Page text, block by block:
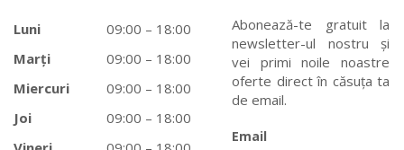
Luni
09:00 – 18:00
Marți
09:00 – 18:00
Miercuri
09:00 – 18:00
Joi
09:00 – 18:00
Abonează-te gratuit la
newsletter-ul nostru și
vei primi noile noastre
oferte direct în căsuța ta
de email.
Email